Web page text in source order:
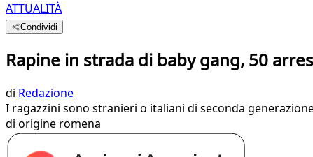
ATTUALITÀ
Condividi
Rapine in strada di baby gang, 50
di Redazione
I ragazzini sono stranieri o italiani di seconda
di origine romena